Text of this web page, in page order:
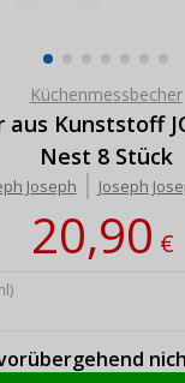
Küchenmessbecher
Kunststoff
Nest 8 Stück
Joseph Joseph
20,90€